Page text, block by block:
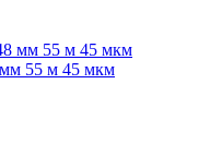
55 м 45 мкм